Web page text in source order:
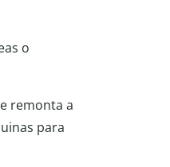
o
remonta a
para